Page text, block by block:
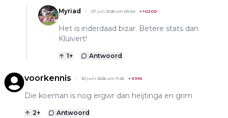
Myriad 07 juli 2026 om 00:04 +10200
Het is inderdaad bizar. Betere stats dan
Kluivert!
1+ Antwoord
voorkennis 30 juni 2026 om 11:26 + 3996
Die koeman is nog ergwr dan heijtinga en grim
2+ Antwoord